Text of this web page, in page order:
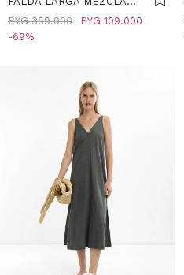
DE LINO - CAQUI
PYG 109.000
PYG 359.000
69
SELECCIONAR TALLE